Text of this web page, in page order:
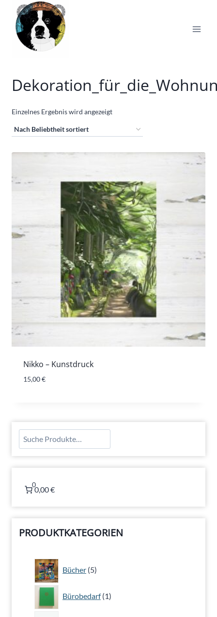
Inhalt
springen
Einzelnes Ergebnis wird angezeigt
Nikko – Kunstdruck
15,00€
Suchen
0
0,00 €
PRODUKTKATEGORIEN
Bücher 5
Produkte
Bürobedarf 1
Produkt